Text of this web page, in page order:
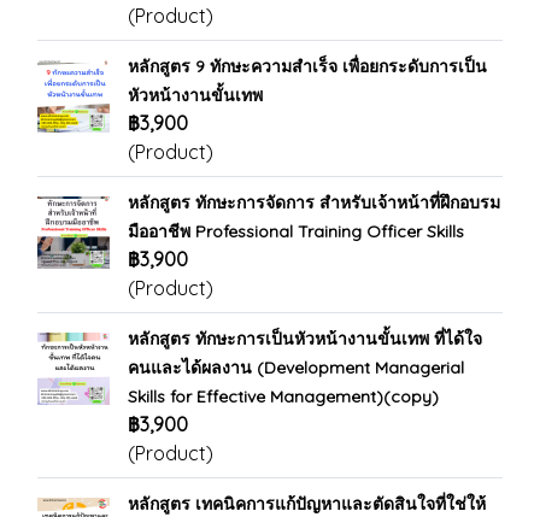
(Product)
หลักสูตร 9 ทักษะความสำเร็จ เพื่อยกระดับการเป็น
หัวหน้างานขั้นเทพ
฿3,900
(Product)
หลักสูตร ทักษะการจัดการ สำหรับเจ้าหน้าที่ฝึกอบรม
มืออาชีพ Professional Training Officer Skills
฿3,900
(Product)
หลักสูตร ทักษะการเป็นหัวหน้างานขั้นเทพ ที่ได้ใจ
คนและได้ผลงาน (Development Managerial
Skills for Effective Management)(copy)
฿3,900
(Product)
หลักสูตร เทคนิคการแก้ปัญหาและตัดสินใจที่ใช่ให้